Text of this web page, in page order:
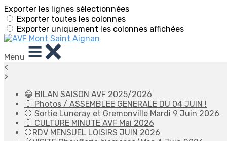
Exporter les lignes sélectionnées
Exporter toutes les colonnes
Exporter uniquement les colonnes affichées
Menu
<
>
😁 BILAN SAISON AVF 2025/2026
🛑 Photos / ASSEMBLEE GENERALE DU 04 JUIN !
🛑 Sortie Luneray et Gremonville Mardi 9 Juin 2026
🛑 CULTURE MINUTE AVF Mai 2026
🛑RDV MENSUEL LOISIRS JUIN 2026